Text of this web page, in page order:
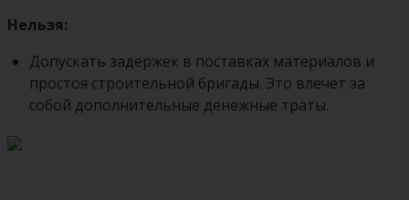
Нельзя:
Допускать задержек в поставках материалов и
простоя строительной бригады. Это влечет за
собой дополнительные денежные траты.